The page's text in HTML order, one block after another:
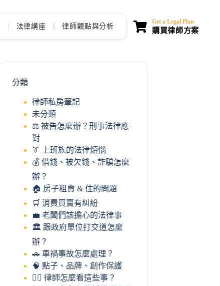
法律講座 律師觀點與分析
Get a Legal Plan
購買律師方案
分類
律師私房筆記
未分類
⚖️ 被告怎麼辦？刑事法律應
對
👔 上班族的法律煩惱
💰 借錢、被欠錢、詐騙怎麼
辦？
🏠 房子租賣 & 住的問題
🛒 消費買賣有糾紛
💼 老闆們該擔心的法律事
🏛️ 跟政府單位打交道怎麼
辦？
🚗 車禍事故怎麼處理？
🧠 點子、品牌、創作保護
🧑‍⚖️ 律師怎麼看這些事？